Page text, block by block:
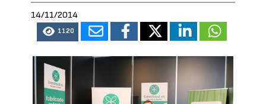
14/11/2014
1120